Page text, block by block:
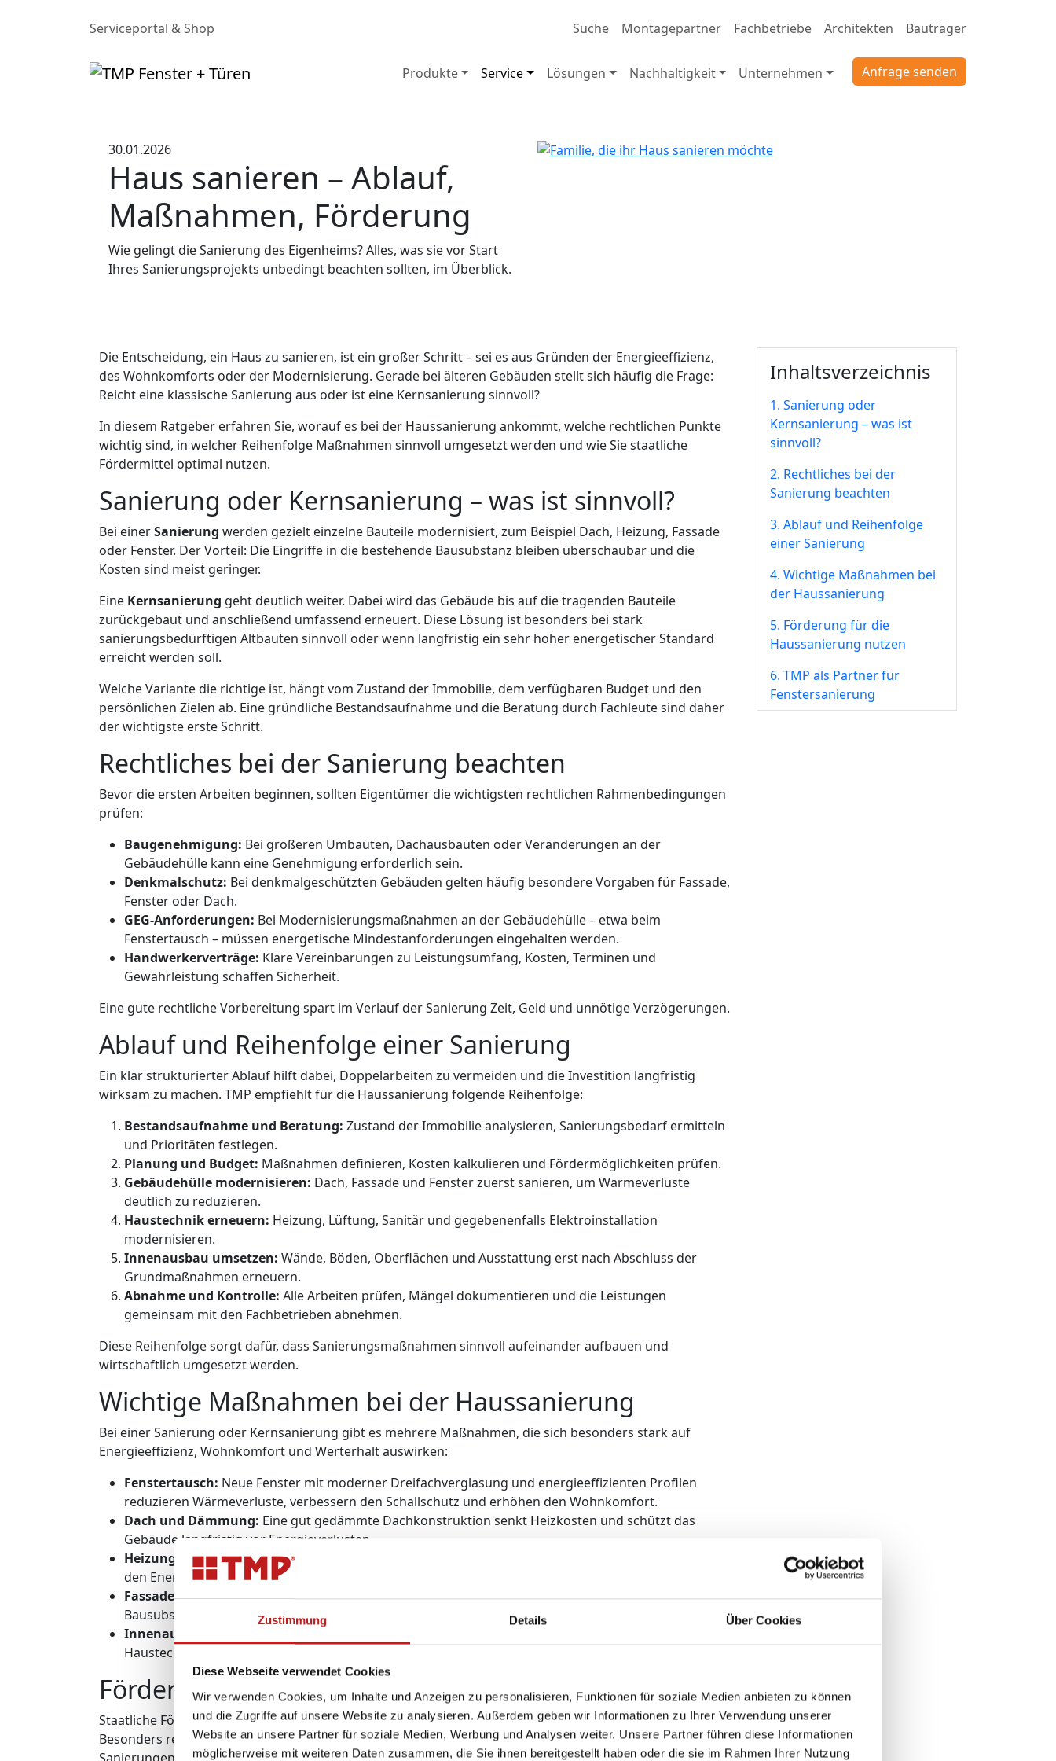
Zustimmung Details Über Cookies
Diese Webseite verwendet Cookies
Wir verwenden Cookies, um Inhalte und Anzeigen zu personalisieren, Funktionen für soziale Medien anbieten zu können
und die Zugriffe auf unsere Website zu analysieren. Außerdem geben wir Informationen zu Ihrer Verwendung unserer
Website an unsere Partner für soziale Medien, Werbung und Analysen weiter. Unsere Partner führen diese Informationen
möglicherweise mit weiteren Daten zusammen, die Sie ihnen bereitgestellt haben oder die sie im Rahmen Ihrer Nutzung
Serviceportal & Shop Suche Montagepartner Fachbetriebe Architekten Bauträger
Produkte Service Lösungen Nachhaltigkeit Unternehmen Anfrage senden
30.01.2026
Haus sanieren – Ablauf,
Maßnahmen, Förderung
Wie gelingt die Sanierung des Eigenheims? Alles, was sie vor Start
Ihres Sanierungsprojekts unbedingt beachten sollten, im Überblick.
Die Entscheidung, ein Haus zu sanieren, ist ein großer Schritt – sei es aus Gründen der Energieeffizienz,
des Wohnkomforts oder der Modernisierung. Gerade bei älteren Gebäuden stellt sich häufig die Frage:
Reicht eine klassische Sanierung aus oder ist eine Kernsanierung sinnvoll?
In diesem Ratgeber erfahren Sie, worauf es bei der Haussanierung ankommt, welche rechtlichen Punkte
wichtig sind, in welcher Reihenfolge Maßnahmen sinnvoll umgesetzt werden und wie Sie staatliche
Fördermittel optimal nutzen.
Sanierung oder Kernsanierung – was ist sinnvoll?
Bei einerSanierung werden gezielt einzelne Bauteile modernisiert, zum Beispiel Dach, Heizung, Fassade
oder Fenster. Der Vorteil: Die Eingriffe in die bestehende Bausubstanz bleiben überschaubar und die
Kosten sind meist geringer.
Eine Kernsanierung geht deutlich weiter. Dabei wird das Gebäude bis auf die tragenden Bauteile
zurückgebaut und anschließend umfassend erneuert. Diese Lösung ist besonders bei stark
sanierungsbedürftigen Altbauten sinnvoll oder wenn langfristig ein sehr hoher energetischer Standard
erreicht werden soll.
Welche Variante die richtige ist, hängt vom Zustand der Immobilie, dem verfügbaren Budget und den
persönlichen Zielen ab. Eine gründliche Bestandsaufnahme und die Beratung durch Fachleute sind daher
der wichtigste erste Schritt.
Rechtliches bei der Sanierung beachten
Bevor die ersten Arbeiten beginnen, sollten Eigentümer die wichtigsten rechtlichen Rahmenbedingungen
prüfen:
Baugenehmigung: Bei größeren Umbauten, Dachausbauten oder Veränderungen an der
Gebäudehülle kann eine Genehmigung erforderlich sein.
Denkmalschutz: Bei denkmalgeschützten Gebäuden gelten häufig besondere Vorgaben für Fassade,
Fenster oder Dach.
GEG-Anforderungen: Bei Modernisierungsmaßnahmen an der Gebäudehülle – etwa beim
Fenstertausch – müssen energetische Mindestanforderungen eingehalten werden.
Handwerkerverträge: Klare Vereinbarungen zu Leistungsumfang, Kosten, Terminen und
Gewährleistung schaffen Sicherheit.
Eine gute rechtliche Vorbereitung spart im Verlauf der Sanierung Zeit, Geld und unnötige Verzögerungen.
Ablauf und Reihenfolge einer Sanierung
Ein klar strukturierter Ablauf hilft dabei, Doppelarbeiten zu vermeiden und die Investition langfristig
wirksam zu machen. TMP empfiehlt für die Haussanierung folgende Reihenfolge:
Bestandsaufnahme und Beratung: Zustand der Immobilie analysieren, Sanierungsbedarf ermitteln
und Prioritäten festlegen.
Planung und Budget: Maßnahmen definieren, Kosten kalkulieren und Fördermöglichkeiten prüfen.
Gebäudehülle modernisieren: Dach, Fassade und Fenster zuerst sanieren, um Wärmeverluste
deutlich zu reduzieren.
Haustechnik erneuern: Heizung, Lüftung, Sanitär und gegebenenfalls Elektroinstallation
modernisieren.
Innenausbau umsetzen: Wände, Böden, Oberflächen und Ausstattung erst nach Abschluss der
Grundmaßnahmen erneuern.
Abnahme und Kontrolle: Alle Arbeiten prüfen, Mängel dokumentieren und die Leistungen
gemeinsam mit den Fachbetrieben abnehmen.
Diese Reihenfolge sorgt dafür, dass Sanierungsmaßnahmen sinnvoll aufeinander aufbauen und
wirtschaftlich umgesetzt werden.
Wichtige Maßnahmen bei der Haussanierung
Bei einer Sanierung oder Kernsanierung gibt es mehrere Maßnahmen, die sich besonders stark auf
Energieeffizienz, Wohnkomfort und Werterhalt auswirken:
Fenstertausch: Neue Fenster mit moderner Dreifachverglasung und energieeffizienten Profilen
reduzieren Wärmeverluste, verbessern den Schallschutz und erhöhen den Wohnkomfort.
Dach und Dämmung: Eine gut gedämmte Dachkonstruktion senkt Heizkosten und schützt das
Gebäude langfristig vor Energieverlusten.
Heizung und Haustechnik:Moderne Heizsysteme in Kombination mit erneuerbaren Energien können
den Energieverbrauch deutlich senken.
Fassade und Gebäudehülle:Eine gedämmte Fassade verbessert die Energieeffizienz und schützt die
Bausubstanz vor Feuchtigkeit und Witterung.
Innenausbau und Modernisierung:
Haustechnik erhöhen Komfort und Zukunftsfähigkeit.
Förderung für die Haussanierung nutzen
Staatliche Förderprogramme können die Kosten einer energetischen Sanierung deutlich senken.
Besonders relevant sind Förderungen für Fenster, Dämmung, Gebäudehülle und Effizienzhaus-
Inhaltsverzeichnis
1. Sanierung oder
Kernsanierung – was ist
sinnvoll?
2. Rechtliches bei der
Sanierung beachten
3. Ablauf und Reihenfolge
einer Sanierung
4. Wichtige Maßnahmen bei
der Haussanierung
5. Förderung für die
Haussanierung nutzen
6. TMP als Partner für
Fenstersanierung